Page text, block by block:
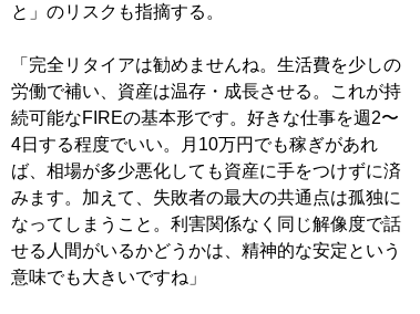
と」のリスクも指摘する。
「完全リタイアは勧めませんね。生活費を少しの
労働で補い、資産は温存・成長させる。これが持
続可能なFIREの基本形です。好きな仕事を週2〜
4日する程度でいい。月10万円でも稼ぎがあれ
ば、相場が多少悪化しても資産に手をつけずに済
みます。加えて、失敗者の最大の共通点は孤独に
なってしまうこと。利害関係なく同じ解像度で話
せる人間がいるかどうかは、精神的な安定という
意味でも大きいですね」